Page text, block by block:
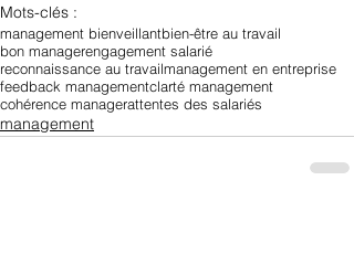
Mots-clés :
management bienveillantbien-être au travail
bon managerengagement salarié
reconnaissance au travailmanagement en entreprise
feedback managementclarté management
cohérence managerattentes des salariés
management